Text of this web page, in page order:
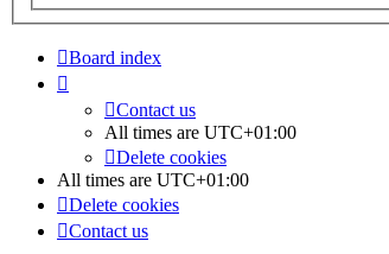
Board index
Contact us
All times are UTC+01:00
Delete cookies
All times are UTC+01:00
Delete cookies
Contact us